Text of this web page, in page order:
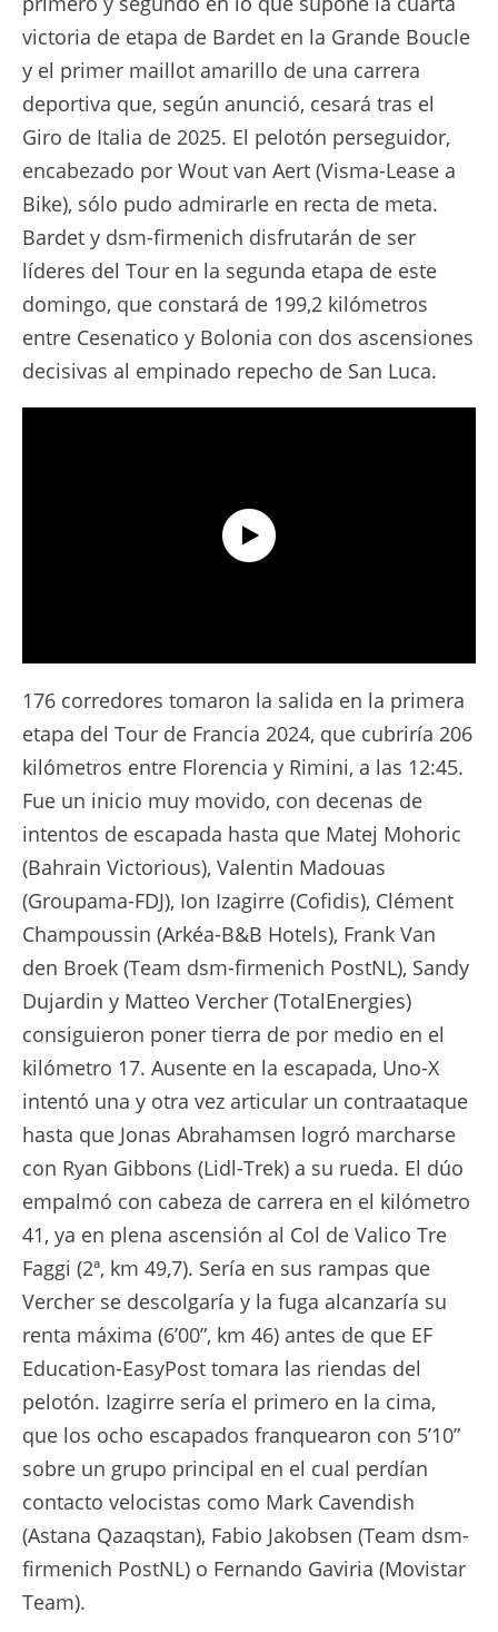
victoria de etapa de Bardet en la Grande Boucle
y el primer maillot amarillo de una carrera
deportiva que, según anunció, cesará tras el
Giro de Italia de 2025. El pelotón perseguidor,
encabezado por Wout van Aert (Visma-Lease a
Bike), sólo pudo admirarle en recta de meta.
Bardet y dsm-firmenich disfrutarán de ser
líderes del Tour en la segunda etapa de este
domingo, que constará de 199,2 kilómetros
entre Cesenatico y Bolonia con dos ascensiones
decisivas al empinado repecho de San Luca.
176 corredores tomaron la salida en la primera
etapa del Tour de Francia 2024, que cubriría 206
kilómetros entre Florencia y Rimini, a las 12:45.
Fue un inicio muy movido, con decenas de
intentos de escapada hasta que Matej Mohoric
(Bahrain Victorious), Valentin Madouas
(Groupama-FDJ), Ion Izagirre (Cofidis), Clément
Champoussin (Arkéa-B&B Hotels), Frank Van
den Broek (Team dsm-firmenich PostNL), Sandy
Dujardin y Matteo Vercher (TotalEnergies)
consiguieron poner tierra de por medio en el
kilómetro 17. Ausente en la escapada, Uno-X
intentó una y otra vez articular un contraataque
hasta que Jonas Abrahamsen logró marcharse
con Ryan Gibbons (Lidl-Trek) a su rueda. El dúo
empalmó con cabeza de carrera en el kilómetro
41, ya en plena ascensión al Col de Valico Tre
Faggi (2ª, km 49,7). Sería en sus rampas que
Vercher se descolgaría y la fuga alcanzaría su
renta máxima (6’00”, km 46) antes de que EF
Education-EasyPost tomara las riendas del
pelotón. Izagirre sería el primero en la cima,
que los ocho escapados franquearon con 5’10”
sobre un grupo principal en el cual perdían
contacto velocistas como Mark Cavendish
(Astana Qazaqstan), Fabio Jakobsen (Team dsm-
firmenich PostNL) o Fernando Gaviria (Movistar
Team).